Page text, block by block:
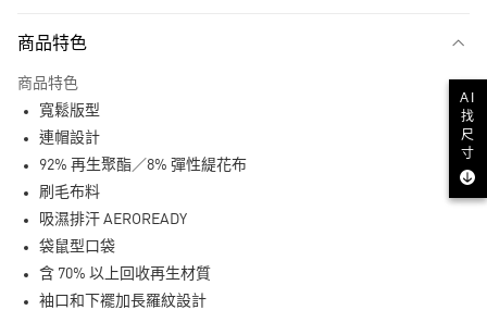
LINE Pay
全家取貨付款
每筆NT$80，滿NT$1,500(含以上)免運費
商品特色
商品特色
寬鬆版型
連帽設計
92% 再生聚酯／8% 彈性緹花布
刷毛布料
吸濕排汗 AEROREADY
袋鼠型口袋
含 70% 以上回收再生材質
袖口和下襬加長羅紋設計
AI
找
尺
寸